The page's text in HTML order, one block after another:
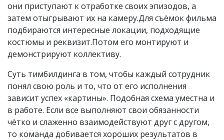
они приступают к отработке своих эпизодов, а
затем отыгрывают их на камеру.Для съёмок фильма
подбираются интересные локации, подходящие
костюмы и реквизит.Потом его монтируют и
демонстрируют коллективу.
Суть тимбилдинга в том, чтобы каждый сотрудник
понял свою роль и то, что от его исполнения
зависит успех «картины». Подобная схема уместна и
в работе. Если все выполняют свои обязанности
чётко и слаженно взаимодействуют друг с другом,
то команда добивается хороших результатов в